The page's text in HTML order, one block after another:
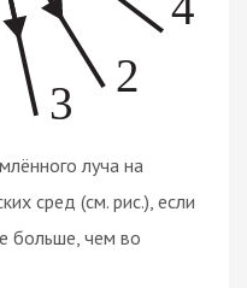
луча на
сред (см. рис.), если
больше, чем во